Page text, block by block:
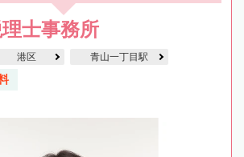
士事務所
港区 青山一丁目駅